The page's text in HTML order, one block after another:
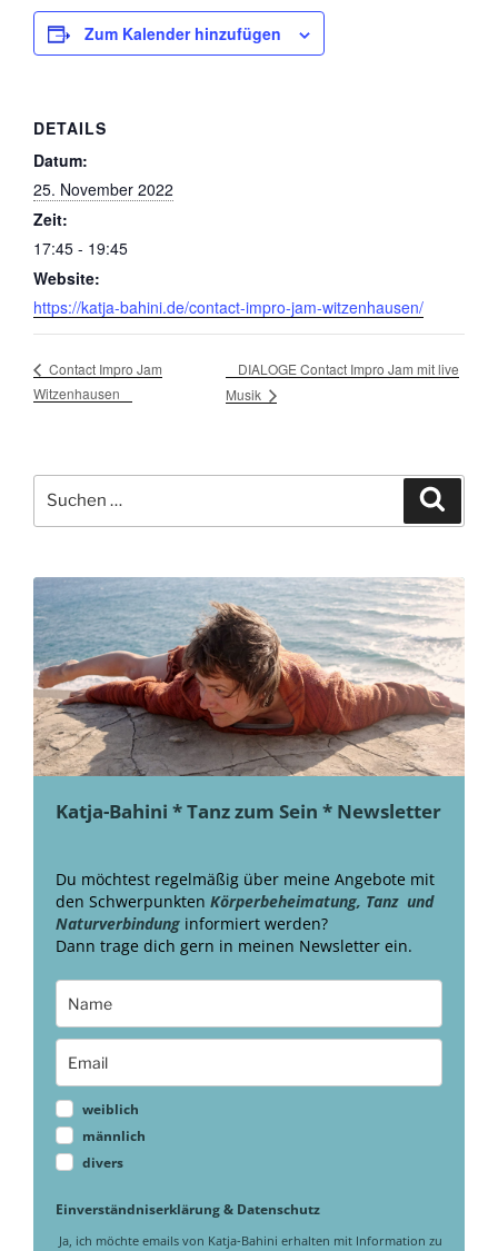
Zum Kalender hinzufügen
DETAILS
Datum:
25. November 2022
Zeit:
17:45 - 19:45
Website:
https://katja-bahini.de/contact-impro-jam-witzenhausen/
Contact Impro Jam
Witzenhausen
DIALOGE Contact Impro Jam mit live
Musik
nach:
Katja-Bahini * Tanz zum Sein * Newsletter
Du möchtest regelmäßig über meine Angebote mit
den Schwerpunkten Körperbeheimatung, Tanz und
Naturverbindung informiert werden?
Dann trage dich gern in meinen Newsletter ein.
weiblich
männlich
divers
Einverständniserklärung & Datenschutz
Ja, ich möchte emails von Katja-Bahini erhalten mit Information zu